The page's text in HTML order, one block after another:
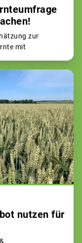
zur
mit
nutzen für